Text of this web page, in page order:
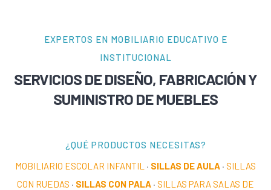
EXPERTOS EN MOBILIARIO EDUCATIVO E
INSTITUCIONAL
SERVICIOS DE DISEÑO, FABRICACIÓN Y
SUMINISTRO DE MUEBLES
¿QUÉ PRODUCTOS NECESITAS?
MOBILIARIO ESCOLAR INFANTIL · SILLAS DE AULA · SILLAS
CON RUEDAS · SILLAS CON PALA · SILLAS PARA SALAS DE